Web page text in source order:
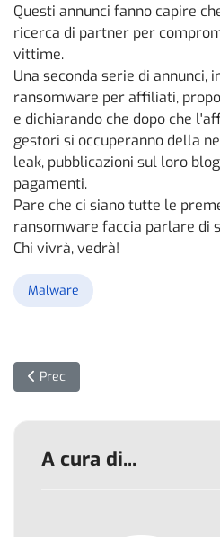
Questi annunci fanno capire
ricerca di partner per
vittime.
Una seconda serie di annunci,
ransomware per affiliati,
e dichiarando che dopo che
gestori si occuperanno della
leak, pubblicazioni sul loro
pagamenti.
Pare che ci siano tutte le
ransomware faccia parlare di
Chi vivrà, vedrà!
Malware
Articolo precedente:
Prec
A cura di...